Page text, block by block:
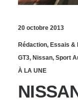
20 octobre 2013
Rédaction, Essais &
GT3, Nissan, Sport
À LA UNE